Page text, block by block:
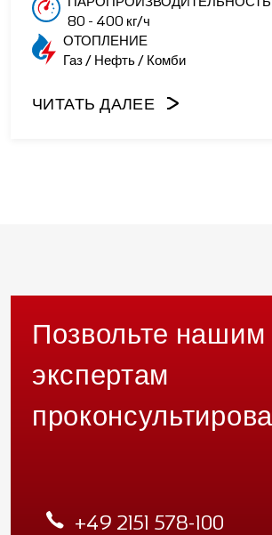
ПАРОПРОИЗВОДИТЕЛЬНОСТЬ
80 - 400 кг/ч
ОТОПЛЕНИЕ
Газ / Нефть / Комби
ЧИТАТЬ ДАЛЕЕ
Позвольте нашим
экспертам
+49 2151 578-100